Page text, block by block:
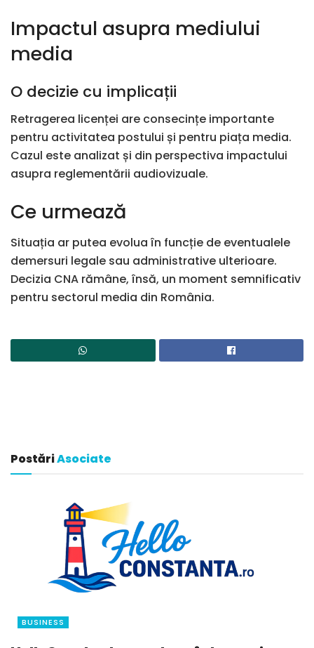
Impactul asupra mediului
media
O decizie cu implicații
Retragerea licenței are consecințe importante
pentru activitatea postului și pentru piața media.
Cazul este analizat și din perspectiva impactului
asupra reglementării audiovizuale.
Ce urmează
Situația ar putea evolua în funcție de eventualele
demersuri legale sau administrative ulterioare.
Decizia CNA rămâne, însă, un moment semnificativ
pentru sectorul media din România.
PostăriAsociate
BUSINESS